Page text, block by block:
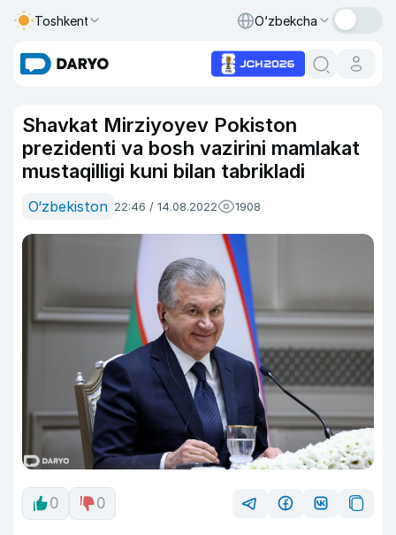
Toshkent O‘zbekcha
Shavkat Mirziyoyev Pokiston
prezidenti va bosh vazirini mamlakat
mustaqilligi kuni bilan tabrikladi
O‘zbekiston 22:46 / 14.08.2022 1908
0 0